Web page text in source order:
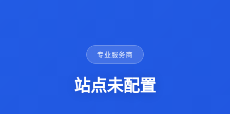
专业服务商
站点未配置